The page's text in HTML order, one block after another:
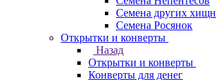
Семена других
Семена Росянок
Открытки и конверты
Назад
Открытки и конверты
Конверты для денег